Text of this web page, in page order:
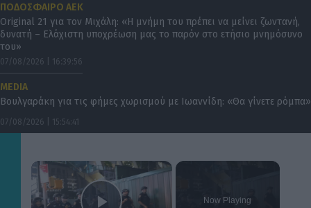
ΠΟΔΟΣΦΑΙΡΟ ΑΕΚ
Original 21 για τον Μιχάλη: «Η μνήμη του πρέπει να μείνει ζωντανή,
δυνατή – Ελάχιστη υποχρέωση μας το παρόν στο ετήσιο μνημόσυνο
του»
07/08/2026 | 16:39:56
MEDIA
Βουλγαράκη για τις φήμες χωρισμού με Ιωαννίδη: «Θα γίνετε ρόμπα»
07/08/2026 | 15:54:41
×
Now Playing